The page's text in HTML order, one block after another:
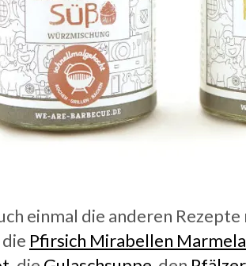
einmal die anderen
die Pfirsich Mirabellen